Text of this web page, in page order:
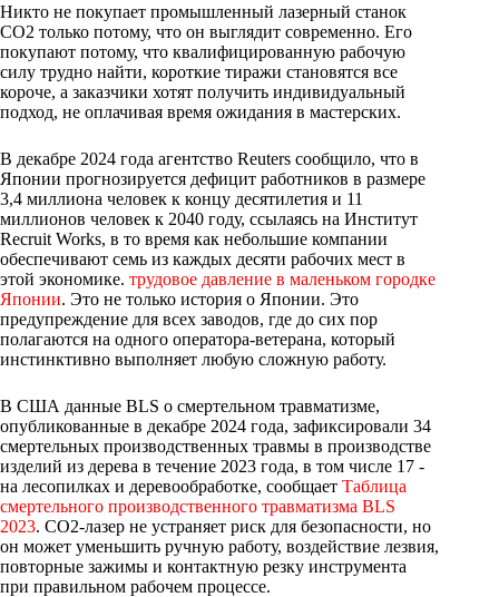
Никто не покупает промышленный лазерный станок
CO2 только потому, что он выглядит современно. Его
покупают потому, что квалифицированную рабочую
силу трудно найти, короткие тиражи становятся все
короче, а заказчики хотят получить индивидуальный
подход, не оплачивая время ожидания в мастерских.
В декабре 2024 года агентство Reuters сообщило, что в
Японии прогнозируется дефицит работников в размере
3,4 миллиона человек к концу десятилетия и 11
миллионов человек к 2040 году, ссылаясь на Институт
Recruit Works, в то время как небольшие компании
обеспечивают семь из каждых десяти рабочих мест в
этой экономике. трудовое давление в маленьком городке
Японии. Это не только история о Японии. Это
предупреждение для всех заводов, где до сих пор
полагаются на одного оператора-ветерана, который
инстинктивно выполняет любую сложную работу.
В США данные BLS о смертельном травматизме,
опубликованные в декабре 2024 года, зафиксировали 34
смертельных производственных травмы в производстве
изделий из дерева в течение 2023 года, в том числе 17 -
на лесопилках и деревообработке, сообщает Таблица
смертельного производственного травматизма BLS
2023. CO2-лазер не устраняет риск для безопасности, но
он может уменьшить ручную работу, воздействие лезвия,
повторные зажимы и контактную резку инструмента
при правильном рабочем процессе.